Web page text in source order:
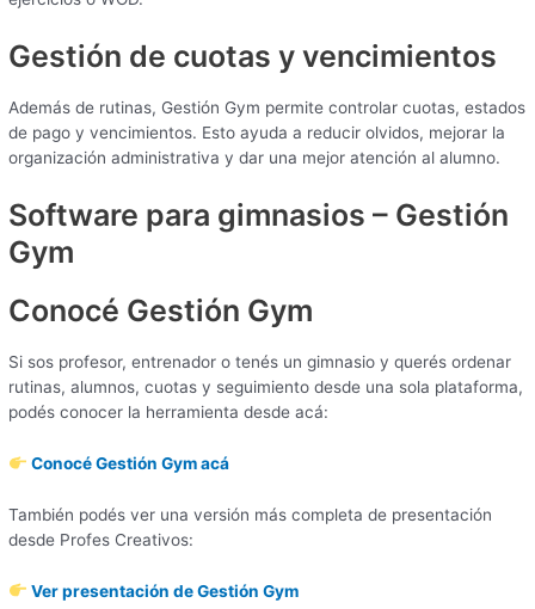
Gestión de cuotas y vencimientos
Además de rutinas, Gestión Gym permite controlar cuotas, estados
de pago y vencimientos. Esto ayuda a reducir olvidos, mejorar la
organización administrativa y dar una mejor atención al alumno.
Software para gimnasios – Gestión
Gym
Conocé Gestión Gym
Si sos profesor, entrenador o tenés un gimnasio y querés ordenar
rutinas, alumnos, cuotas y seguimiento desde una sola plataforma,
podés conocer la herramienta desde acá:
Conocé Gestión Gym acá
También podés ver una versión más completa de presentación
desde Profes Creativos:
Ver presentación de Gestión Gym